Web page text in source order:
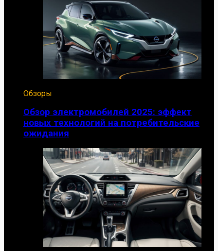
Обзоры
Обзор электромобилей 2025: эффект
новых технологий на потребительские
ожидания